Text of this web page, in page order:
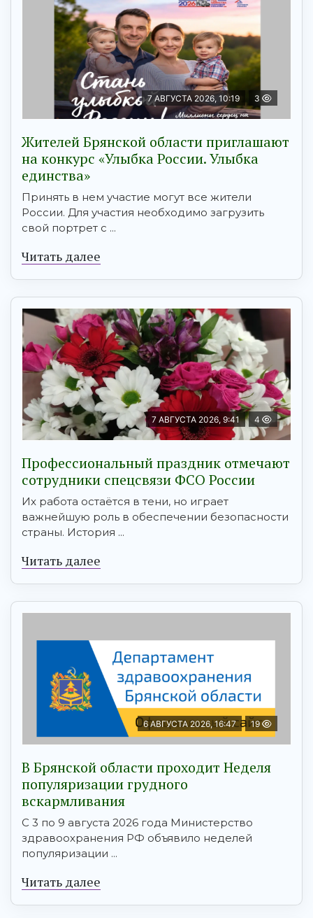
7 АВГУСТА 2026, 10:19 3
Жителей Брянской области приглашают
на конкурс «Улыбка России. Улыбка
единства»
Принять в нем участие могут все жители
России. Для участия необходимо загрузить
свой портрет с ...
Читать далее
7 АВГУСТА 2026, 9:41 4
Профессиональный праздник отмечают
сотрудники спецсвязи ФСО России
Их работа остаётся в тени, но играет
важнейшую роль в обеспечении безопасности
страны. История ...
Читать далее
6 АВГУСТА 2026, 16:47 19
В Брянской области проходит Неделя
популяризации грудного
вскармливания
С 3 по 9 августа 2026 года Министерство
здравоохранения РФ объявило неделей
популяризации ...
Читать далее